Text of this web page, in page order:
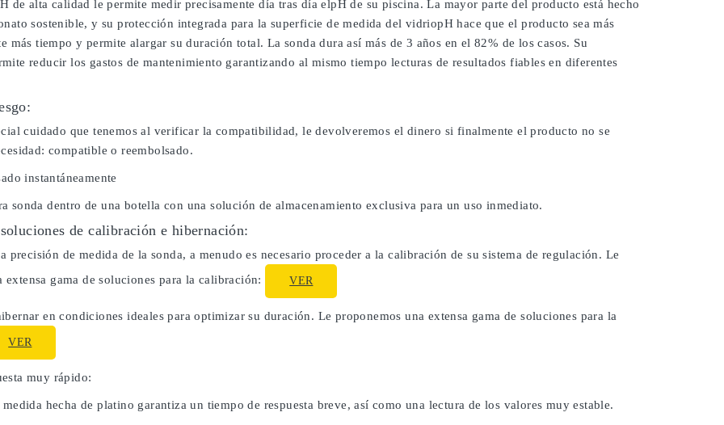
de alta calidad le permite medir precisamente día tras día elpH de su piscina. La mayor parte del producto está hecho
sostenible, y su protección integrada para la superficie de medida del vidriopH hace que el producto sea más
más tiempo y permite alargar su duración total. La sonda dura así más de 3 años en el 82% de los casos. Su
reducir los gastos de mantenimiento garantizando al mismo tiempo lecturas de resultados fiables en diferentes
cuidado que tenemos al verificar la compatibilidad, le devolveremos el dinero si finalmente el producto no se
compatible o reembolsado.
instantáneamente
sonda dentro de una botella con una solución de almacenamiento exclusiva para un uso inmediato.
de calibración e hibernación:
precisión de medida de la sonda, a menudo es necesario proceder a la calibración de su sistema de regulación. Le
extensa gama de soluciones para la calibración:
VER
en condiciones ideales para optimizar su duración. Le proponemos una extensa gama de soluciones para la
VER
muy rápido:
hecha de platino garantiza un tiempo de respuesta breve, así como una lectura de los valores muy estable.